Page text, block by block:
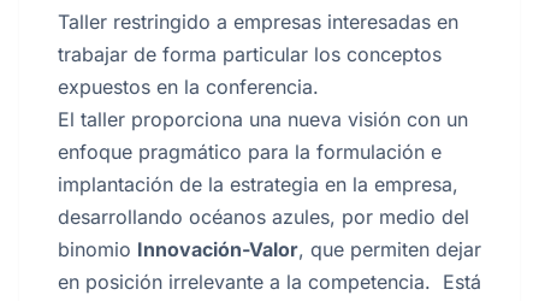
Taller restringido a empresas interesadas en
trabajar de forma particular los conceptos
expuestos en la conferencia.
El taller proporciona una nueva visión con un
enfoque pragmático para la formulación e
implantación de la estrategia en la empresa,
desarrollando océanos azules, por medio del
binomio Innovación-Valor, que permiten dejar
en posición irrelevante a la competencia. Está